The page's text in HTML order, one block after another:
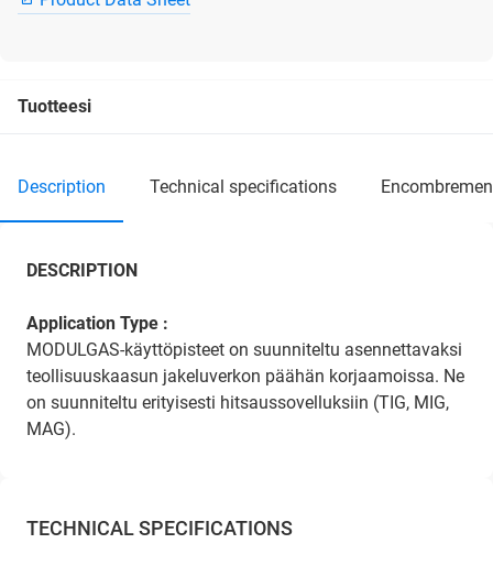
Tuotteesi
description technical specifications
DESCRIPTION
Application Type :
MODULGAS-käyttöpisteet on suunniteltu asennettavaksi
teollisuuskaasun jakeluverkon päähän korjaamoissa. Ne
on suunniteltu erityisesti hitsaussovelluksiin (TIG, MIG,
MAG).
TECHNICAL SPECIFICATIONS